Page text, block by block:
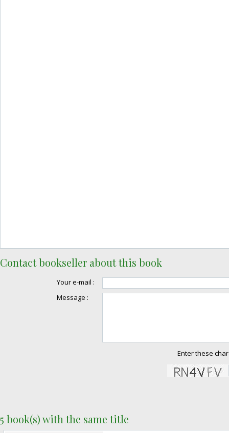
Contact bookseller about this book
Your e-mail :
Message :
Enter these
5 book(s) with the same title